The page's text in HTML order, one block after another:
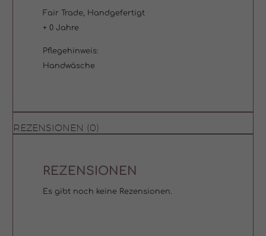
Fair Trade, Handgefertigt
+ 0 Jahre
Pflegehinweis:
Handwäsche
REZENSIONEN (0)
REZENSIONEN
Es gibt noch keine Rezensionen.